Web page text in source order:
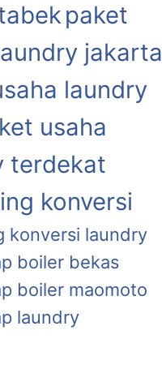
paket
jakarta
laundry
usaha
terdekat
konversi
konversi laundry
boiler bekas
boiler maomoto
laundry